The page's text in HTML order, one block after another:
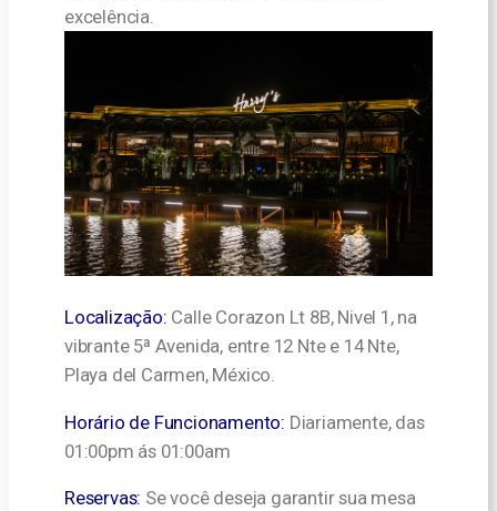
excelência.
Localização: Calle Corazon Lt 8B, Nivel 1, na
vibrante 5ª Avenida, entre 12 Nte e 14 Nte,
Playa del Carmen, México.
Horário de Funcionamento: Diariamente, das
01:00pm ás 01:00am
Reservas: Se você deseja garantir sua mesa